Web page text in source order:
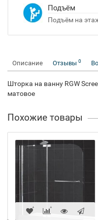
Подъём
Подъём на
Описание Отзывы 0
Шторка на ванну RGW
матовое
Похожие товары